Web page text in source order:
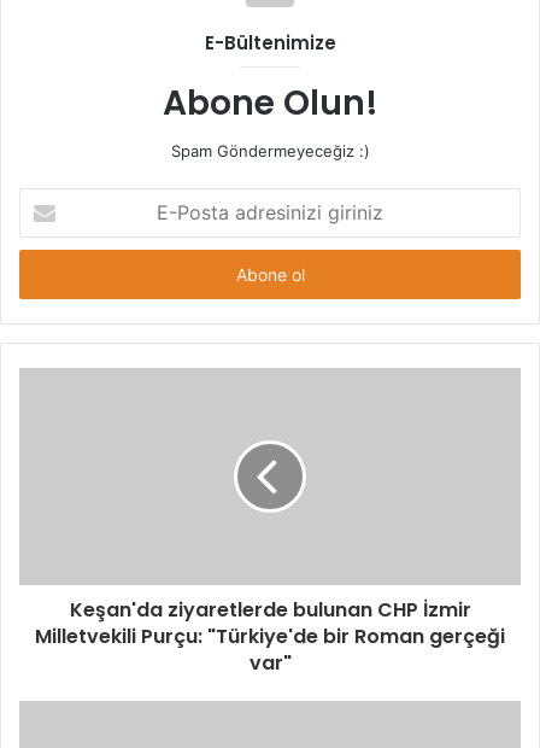
E-Bültenimize
Abone Olun!
Spam Göndermeyeceğiz :)
Posta
adresinizi
Keşan'da ziyaretlerde bulunan CHP İzmir
Milletvekili Purçu: "Türkiye'de bir Roman gerçeği
var"